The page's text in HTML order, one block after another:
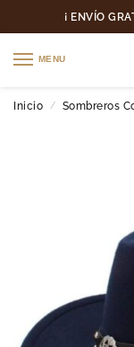
¡ ENVÍO
MENU
Inicio / Sombreros